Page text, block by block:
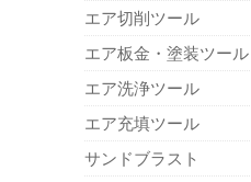
エア切削ツール
エア板金・塗装ツール
エア洗浄ツール
エア充填ツール
サンドブラスト